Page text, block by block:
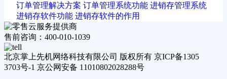
订单管理解决方案 订单管理系统功能 进销存管理系统
进销存软件功能 进销存软件的作用
售前咨询：400-010-1039
北京掌上先机网络科技有限公司 版权所有 京ICP备1305
3703号-1 京公网安备 11010802028288号